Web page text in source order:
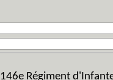
146e Régiment